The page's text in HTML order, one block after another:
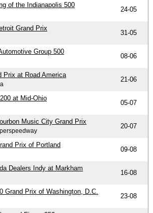
of the Indianapolis 500
24-05
Grand Prix
31-05
Group 500
08-06
Prix at Road America
21-06
at Mid-Ohio
05-07
Music City Grand Prix
20-07
Prix of Portland
09-08
Dealers Indy at Markham
16-08
Grand Prix of Washington, D.C.
23-08